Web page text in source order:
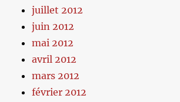
juillet 2012
juin 2012
mai 2012
avril 2012
mars 2012
février 2012